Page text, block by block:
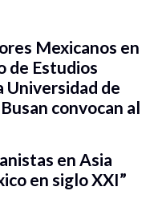
Mexicanos en
de Estudios
Universidad de
convocan al
en Asia
en siglo XXI”